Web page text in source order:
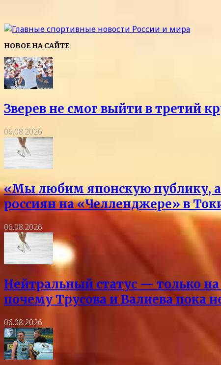
НОВОЕ НА САЙТЕ
Зверев не смог выйти в третий
06.08.2026
«Мы любим японскую публику, а
россиян на «Челленджере» в
06.08.2026
Нейтральный статус — только
почему Трусова и Валиева пока
06.08.2026